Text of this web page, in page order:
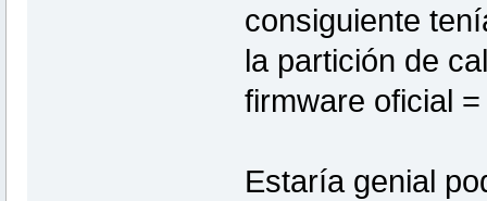
consiguiente
la partición de
firmware oficial
Estaría genial